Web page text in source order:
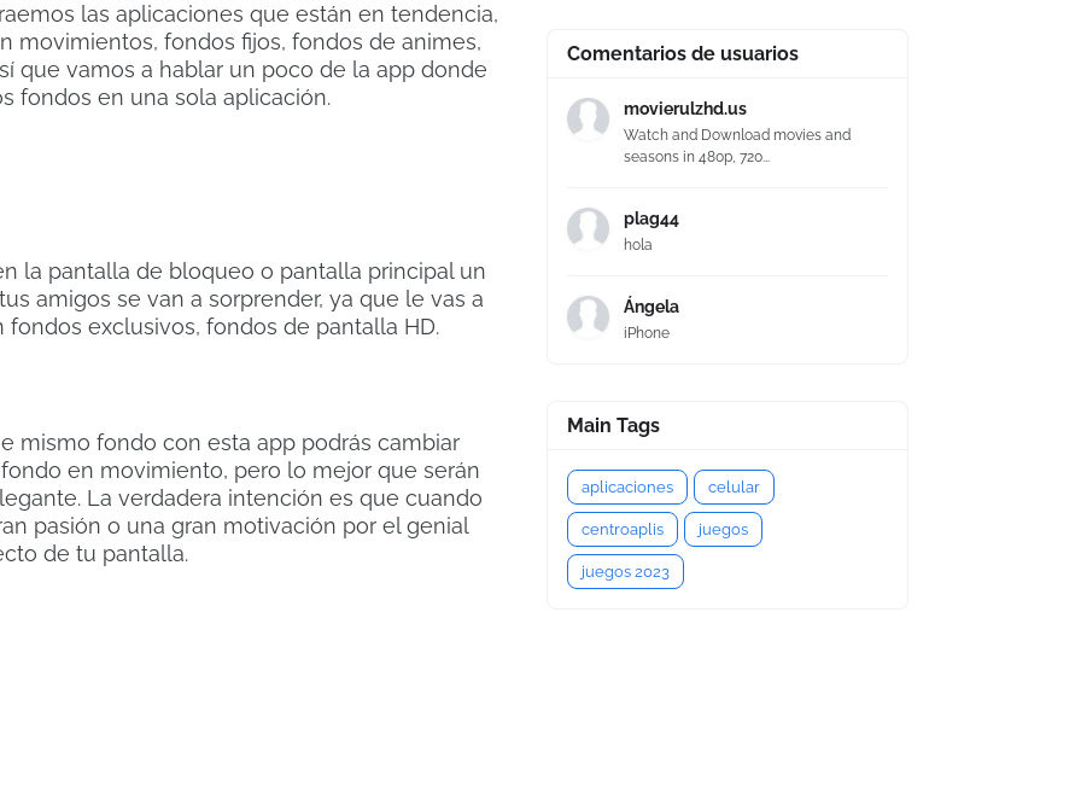
las aplicaciones que están en tendencia,
movimientos, fondos fijos, fondos de animes,
que vamos a hablar un poco de la app donde
fondos en una sola aplicación.
la pantalla de bloqueo o pantalla principal un
amigos se van a sorprender, ya que le vas a
exclusivos, fondos de pantalla HD.
mismo fondo con esta app podrás cambiar
en movimiento, pero lo mejor que serán
La verdadera intención es que cuando
pasión o una gran motivación por el genial
de tu pantalla.
Comentarios de usuarios
movierulzhd.us
Watch and Download movies and
seasons in 480p, 720...
plag44
hola
Ángela
iPhone
Main Tags
aplicaciones celular
centroaplis juegos
juegos 2023